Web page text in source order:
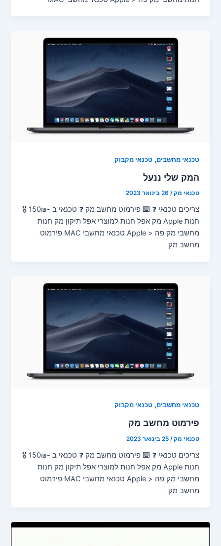
טכנאי מחשבים,טכנאי מקבוק
המק שלי ננעל
טכנאי מק/ 26 בינואר 2023
צריכים טכנאי ❓ ⌨️ פירמוט מחשב מק ❓ טכנאי ב -150₪ 🎖️
חנות Apple מק אפל חנות למוצרי אפל תיקון מק חנות
מחשבי מק פה < Apple טכנאי מחשבי MAC פירמוט
מחשב מק
טכנאי מחשבים,טכנאי מקבוק
פירמוט מחשב מק
טכנאי מק/25 בינואר 2023
צריכים טכנאי ❓ ⌨️ פירמוט מחשב מק ❓ טכנאי ב -150₪ 🎖️
חנות Apple מק אפל חנות למוצרי אפל תיקון מק חנות
מחשבי מק פה < Apple טכנאי מחשבי MAC פירמוט
מחשב מק